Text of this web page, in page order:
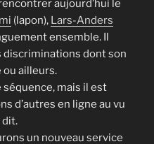
aujourd’hui le
(lapon), Lars-Anders
ensemble. Il
discriminations dont son
ou ailleurs.
mais il est
d’autres en ligne au vu
dit.
un nouveau service